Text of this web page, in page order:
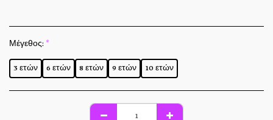
Μέγεθος: *
3 ετών 6 ετών 8 ετών 9 ετών 10 ετών